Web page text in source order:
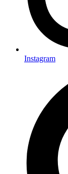
Instagram